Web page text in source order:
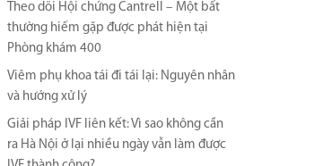
Theo dõi Hội chứng Cantrell – Một bất
thường hiếm gặp được phát hiện tại
Phòng khám 400
Viêm phụ khoa tái đi tái lại​: Nguyên nhân
và hướng xử lý
Giải pháp IVF liên kết: Vì sao không cần
ra Hà Nội ở lại nhiều ngày vẫn làm được